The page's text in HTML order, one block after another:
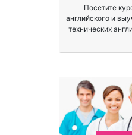
Посетите
английского и
технических